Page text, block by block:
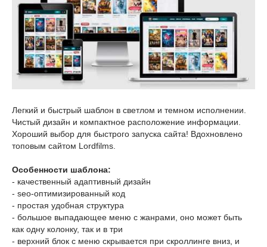
Легкий и быстрый шаблон в светлом и темном исполнении.
Чистый дизайн и компактное расположение информации.
Хороший выбор для быстрого запуска сайта! Вдохновлено
топовым сайтом Lordfilms.
Особенности шаблона:
- качественный адаптивный дизайн
- seo-оптимизированный код
- простая удобная структура
- большое выпадающее меню с жанрами, оно может быть
как одну колонку, так и в три
- верхний блок с меню скрывается при скроллинге вниз, и